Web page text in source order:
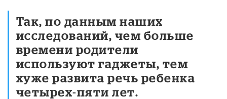
Так, по данным наших
исследований, чем больше
времени родители
используют гаджеты, тем
хуже развита речь ребенка
четырех-пяти лет.